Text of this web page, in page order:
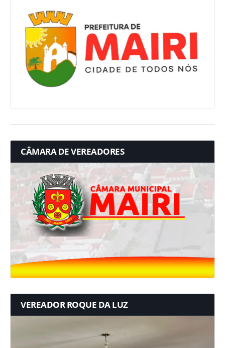
CÂMARA DE VEREADORES
VEREADOR ROQUE DA LUZ